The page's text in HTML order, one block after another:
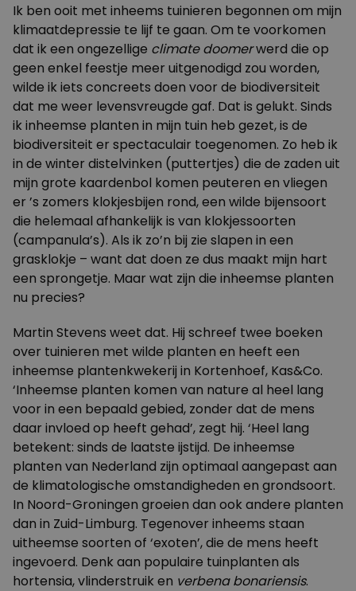
Ik ben ooit met inheems tuinieren begonnen om mijn
klimaatdepressie te lijf te gaan. Om te voorkomen
dat ik een ongezellige climate doomerwerd die op
geen enkel feestje meer uitgenodigd zou worden,
wilde ik iets concreets doen voor de biodiversiteit
dat me weer levensvreugde gaf. Dat is gelukt. Sinds
ik inheemse planten in mijn tuin heb gezet, is de
biodiversiteit er spectaculair toegenomen. Zo heb ik
in de winter distelvinken (puttertjes) die de zaden uit
mijn grote kaardenbol komen peuteren en vliegen
er ’s zomers klokjesbijen rond, een wilde bijensoort
die helemaal afhankelijk is van klokjessoorten
(campanula’s). Als ik zo’n bij zie slapen in een
grasklokje – want dat doen ze dus maakt mijn hart
een sprongetje. Maar wat zijn die inheemse planten
nu precies?
Martin Stevens weet dat. Hij schreef twee boeken
over tuinieren met wilde planten en heeft een
inheemse plantenkwekerij in Kortenhoef, Kas&Co.
‘Inheemse planten komen van nature al heel lang
voor in een bepaald gebied, zonder dat de mens
daar invloed op heeft gehad’, zegt hij. ‘Heel lang
betekent: sinds de laatste ijstijd. De inheemse
planten van Nederland zijn optimaal aangepast aan
de klimatologische omstandigheden en grondsoort.
In Noord-Groningen groeien dan ook andere planten
dan in Zuid-Limburg. Tegenover inheems staan
uitheemse soorten of ‘exoten’, die de mens heeft
ingevoerd. Denk aan populaire tuinplanten als
hortensia, vlinderstruik en verbena bonariensis.